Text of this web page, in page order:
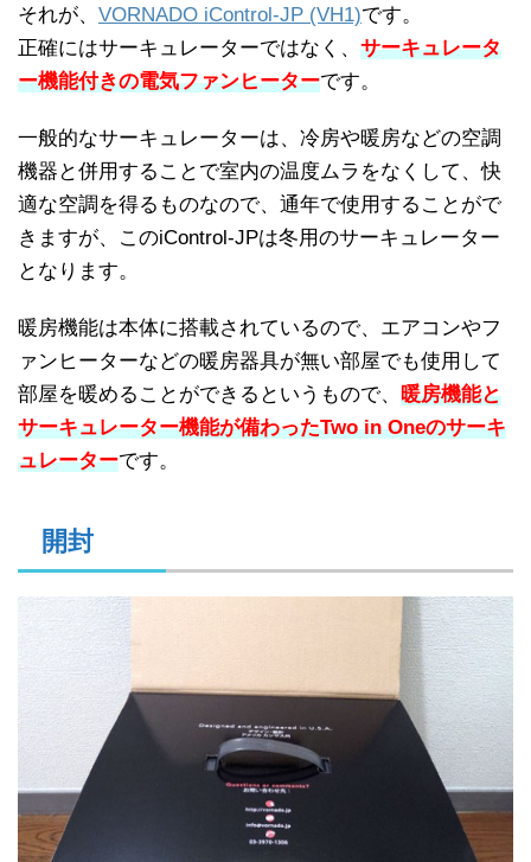
それが、 VORNADO iControl-JP (VH1)です。
正確にはサーキュレーターではなく、 サーキュレータ
ー機能付きの電気ファンヒーターです。
一般的なサーキュレーターは、冷房や暖房などの空調
機器と併用することで室内の温度ムラをなくして、快
適な空調を得るものなので、通年で使用することがで
きますが、このiControl-JPは冬用のサーキュレーター
となります。
暖房機能は本体に搭載されているので、エアコンやフ
ァンヒーターなどの暖房器具が無い部屋でも使用して
部屋を暖めることができるというもので、 暖房機能と
サーキュレーター機能が備わったTwo in Oneのサーキ
ュレーターです。
開封